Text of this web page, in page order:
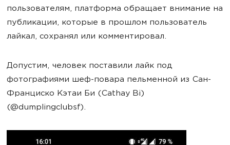
пользователям, платформа обращает внимание на
публикации, которые в прошлом пользователь
лайкал, сохранял или комментировал.
Допустим, человек поставили лайк под
фотографиями шеф-повара пельменной из Сан-
Франциско Кэтаи Би (Cathay Bi)
(@dumplingclubsf).